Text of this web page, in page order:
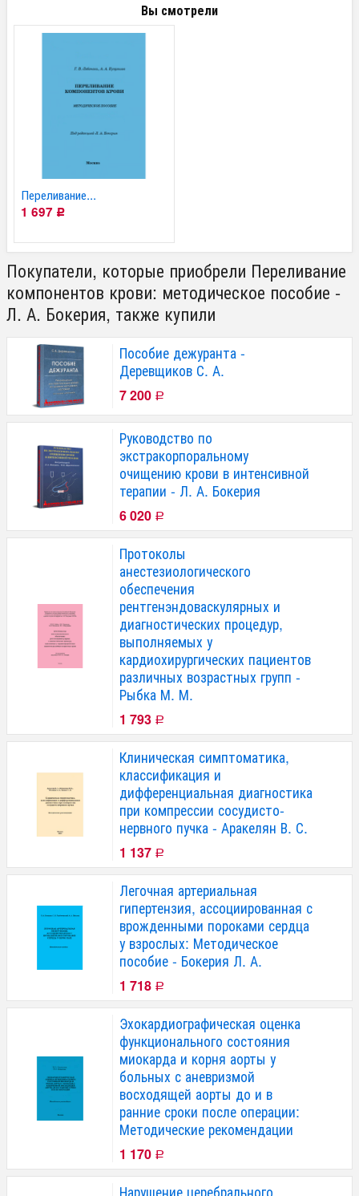
Вы смотрели
Переливание...
1 697 Р
Покупатели, которые приобрели Переливание
компонентов крови: методическое пособие -
Л. А. Бокерия, также купили
Пособие дежуранта -
Деревщиков С. А.
7 200 Р
Руководство по
экстракорпоральному
очищению крови в интенсивной
терапии - Л. А. Бокерия
6 020 Р
Протоколы
анестезиологического
обеспечения
рентгенэндоваскулярных и
диагностических процедур,
выполняемых у
кардиохирургических пациентов
различных возрастных групп -
Рыбка М. М.
1 793 Р
Клиническая симптоматика,
классификация и
дифференциальная диагностика
при компрессии сосудисто-
нервного пучка - Аракелян В. С.
1 137 Р
Легочная артериальная
гипертензия, ассоциированная с
врожденными пороками сердца
у взрослых: Методическое
пособие - Бокерия Л. А.
1 718 Р
Эхокардиографическая оценка
функционального состояния
миокарда и корня аорты у
больных с аневризмой
восходящей аорты до и в
ранние сроки после операции:
Методические рекомендации
1 170 Р
Нарушение церебрального